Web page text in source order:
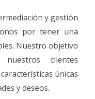
y gestión
por tener una
Nuestro objetivo
clientes
únicas
y deseos.